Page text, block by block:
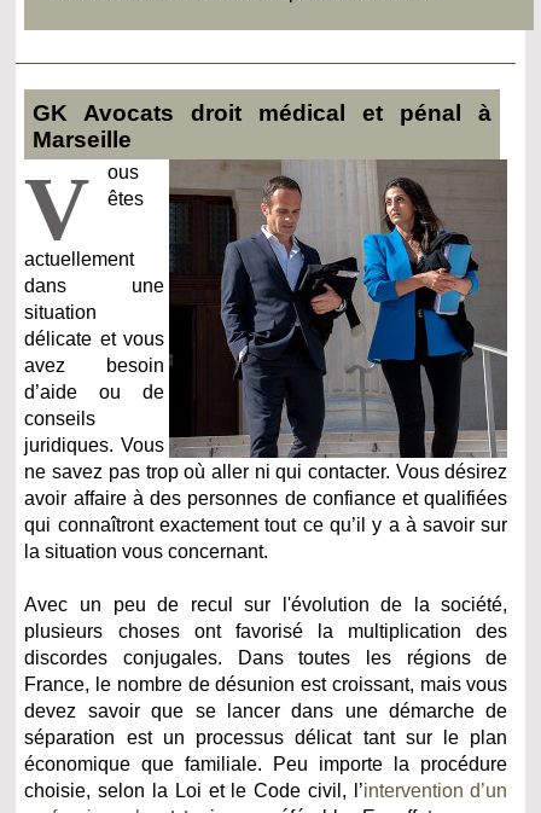
GK Avocats droit médical et pénal à
Marseille
V
ous
êtes
actuellement
dans une
situation
délicate et vous
avez besoin
d’aide ou de
conseils
juridiques. Vous
ne savez pas trop où aller ni qui contacter. Vous désirez
avoir affaire à des personnes de confiance et qualifiées
qui connaîtront exactement tout ce qu’il y a à savoir sur
la situation vous concernant.
Avec un peu de recul sur l'évolution de la société,
plusieurs choses ont favorisé la multiplication des
discordes conjugales. Dans toutes les régions de
France, le nombre de désunion est croissant, mais vous
devez savoir que se lancer dans une démarche de
séparation est un processus délicat tant sur le plan
économique que familiale. Peu importe la procédure
choisie, selon la Loi et le Code civil, l’intervention d’un